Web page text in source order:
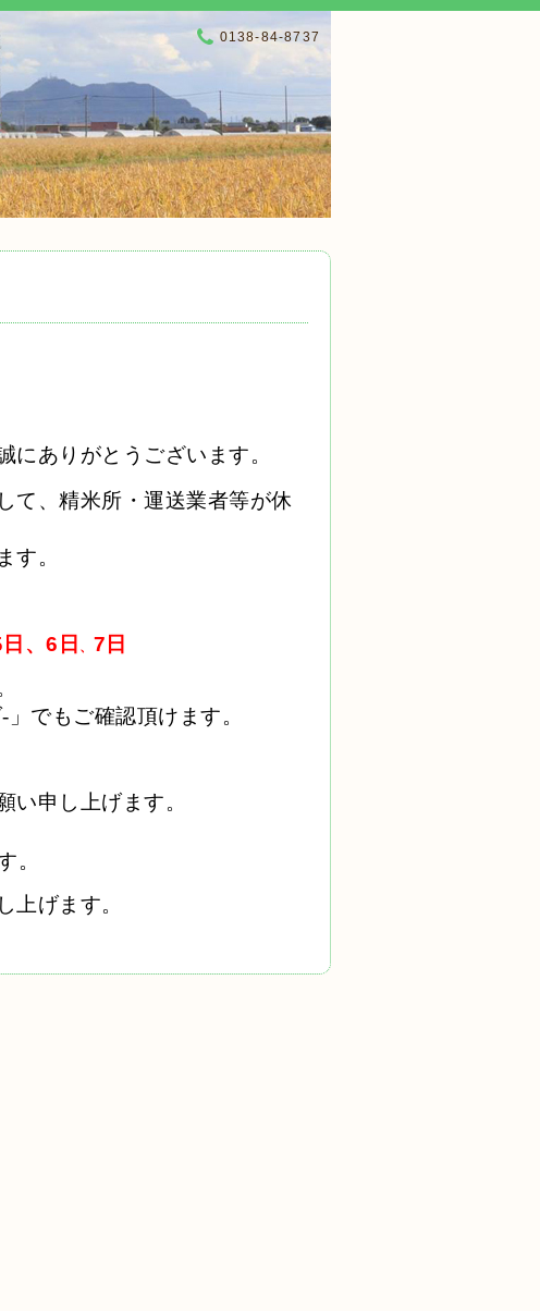
0138-84-8737
にありがとうございます。
て、精米所・運送業者等が休
す。
日、 6日 、 7 日
- 」でもご確認頂けます。
い申し上げます。
。
上げます。